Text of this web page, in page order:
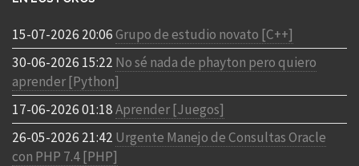
15-07-2026 20:06Grupo de estudio novato [C++]
30-06-2026 15:22 No sé nada de phayton pero quiero
aprender [Python]
17-06-2026 01:18Aprender [Juegos]
26-05-2026 21:42 Urgente Manejo de Consultas Oracle
con PHP 7.4 [PHP]